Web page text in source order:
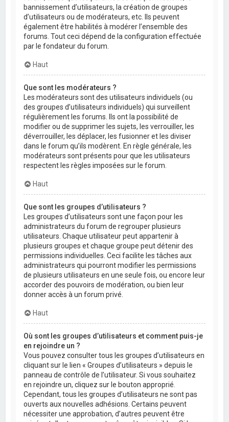
bannissement d’utilisateurs, la création de groupes
d’utilisateurs ou de modérateurs, etc. Ils peuvent
également être habilités à modérer l’ensemble des
forums. Tout ceci dépend de la configuration effectuée
par le fondateur du forum.
Haut
Que sont les modérateurs ?
Les modérateurs sont des utilisateurs individuels (ou
des groupes d’utilisateurs individuels) qui surveillent
régulièrement les forums. Ils ont la possibilité de
modifier ou de supprimer les sujets, les verrouiller, les
déverrouiller, les déplacer, les fusionner et les diviser
dans le forum qu’ils modèrent. En règle générale, les
modérateurs sont présents pour que les utilisateurs
respectent les règles imposées sur le forum.
Haut
Que sont les groupes d’utilisateurs ?
Les groupes d’utilisateurs sont une façon pour les
administrateurs du forum de regrouper plusieurs
utilisateurs. Chaque utilisateur peut appartenir à
plusieurs groupes et chaque groupe peut détenir des
permissions individuelles. Ceci facilite les tâches aux
administrateurs qui pourront modifier les permissions
de plusieurs utilisateurs en une seule fois, ou encore leur
accorder des pouvoirs de modération, ou bien leur
donner accès à un forum privé.
Haut
Où sont les groupes d’utilisateurs et comment puis-je
en rejoindre un ?
Vous pouvez consulter tous les groupes d’utilisateurs en
cliquant sur le lien « Groupes d’utilisateurs » depuis le
panneau de contrôle de l’utilisateur. Si vous souhaitez
en rejoindre un, cliquez sur le bouton approprié.
Cependant, tous les groupes d’utilisateurs ne sont pas
ouverts aux nouvelles adhésions. Certains peuvent
nécessiter une approbation, d’autres peuvent être